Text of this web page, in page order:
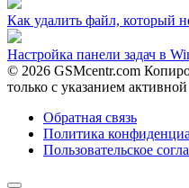
Как удалить файл, который
Настройка панели задач в
© 2026 GSMcentr.com
только с указанием
Обратная связь
Политика
Пользовательское